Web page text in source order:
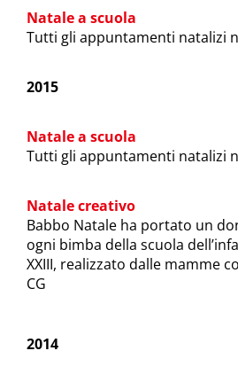
Natale a scuola
Tutti gli appuntamenti natalizi
2015
Natale a scuola
Tutti gli appuntamenti natalizi
Natale creativo
Babbo Natale ha portato un
ogni bimba della scuola
XXIII, realizzato dalle mamme
CG
2014